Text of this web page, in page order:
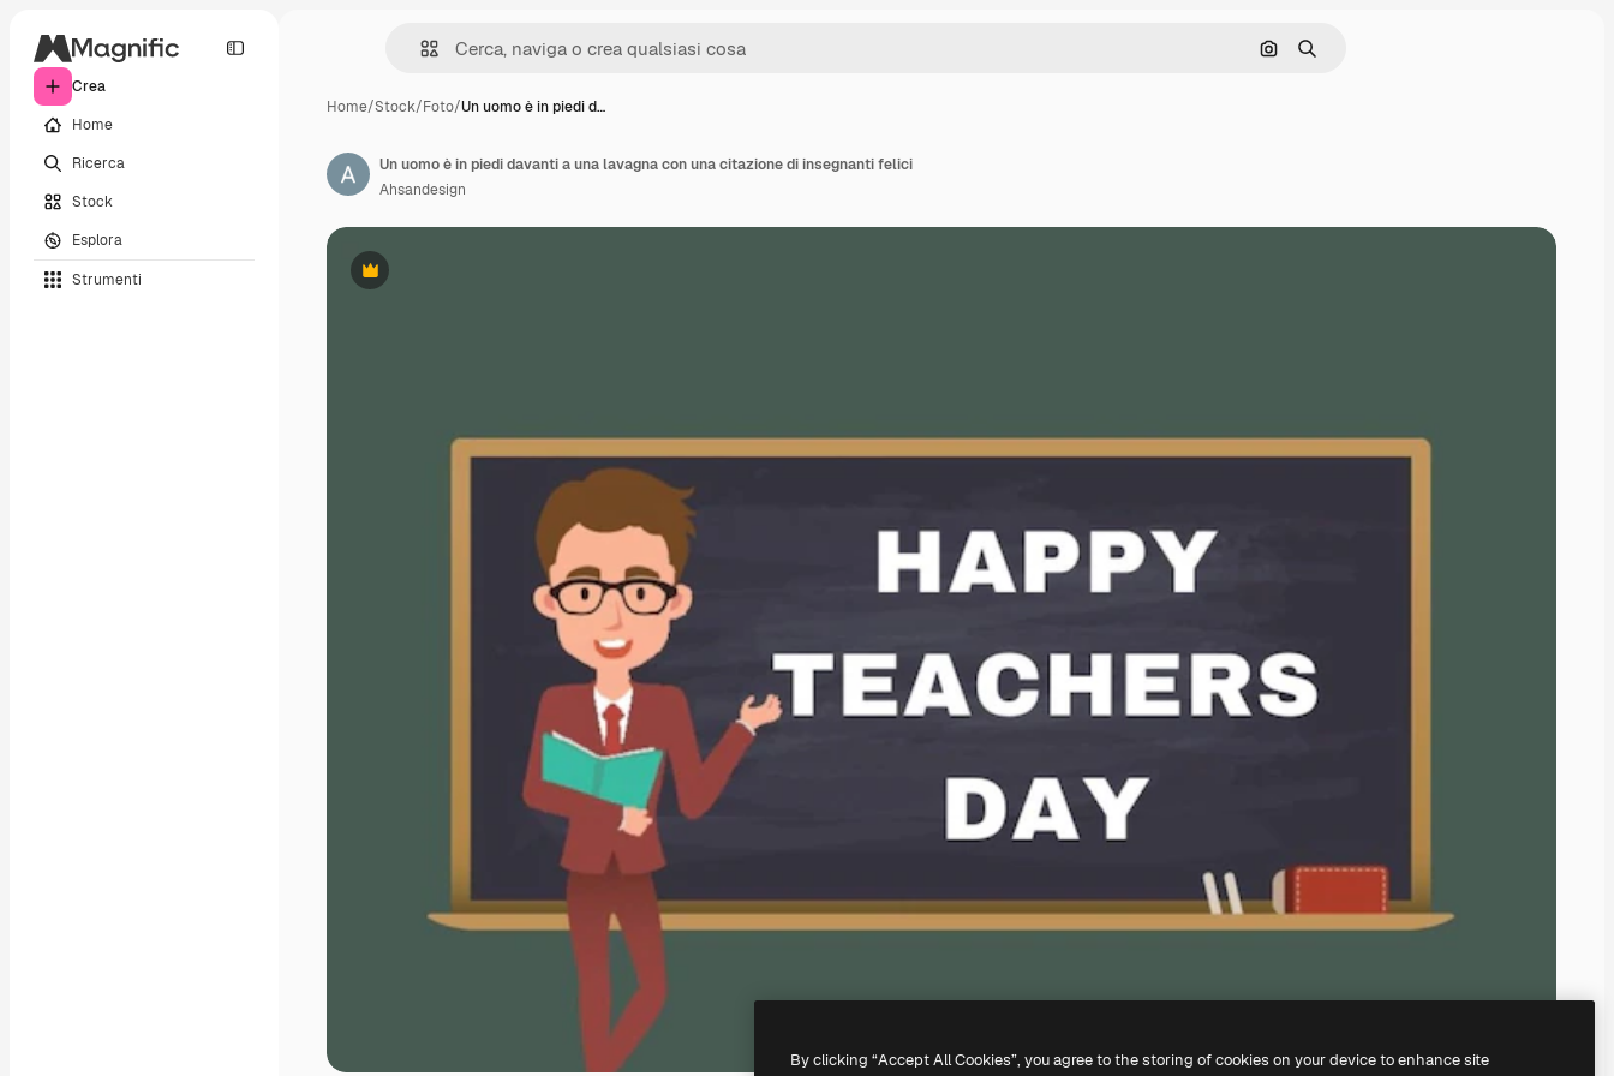
Crea
Home
Ricerca
Stock
Esplora
Strumenti
Cerca per immagine
Ricerca
Home/Stock/Foto/Un uomo è in piedi d…
Premium
Un uomo è in piedi davanti a una lavagna con una citazione di insegnanti felici
Ahsandesign
By clicking “Accept All Cookies”, you agree to the storing of cookies on your device to enhance site